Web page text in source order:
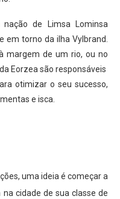
de Limsa Lominsa
em torno da ilha Vylbrand.
margem de um rio, ou no
Eorzea são responsáveis
otimizar o seu sucesso,
e isca.
uma ideia é começar a
cidade de sua classe de